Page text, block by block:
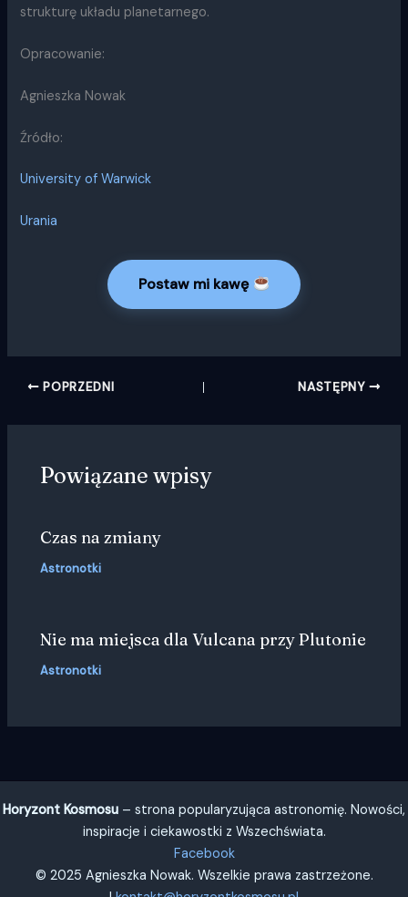
strukturę układu planetarnego.
Opracowanie:
Agnieszka Nowak
Źródło:
University of Warwick
Urania
Postaw mi kawę
POPRZEDNI NASTĘPNY
Powiązane wpisy
Czas na zmiany
Astronotki
Nie ma miejsca dla Vulcana przy Plutonie
Astronotki
Horyzont Kosmosu – strona popularyzująca astronomię. Nowości,
inspiracje i ciekawostki z Wszechświata.
Facebook
© 2025 Agnieszka Nowak. Wszelkie prawa zastrzeżone.